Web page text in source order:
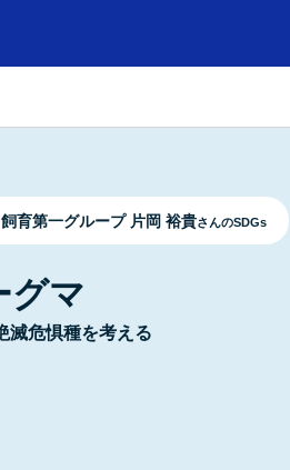
育第一グループ 片岡 裕貴さんのSDGs
グマ
滅危惧種を考える